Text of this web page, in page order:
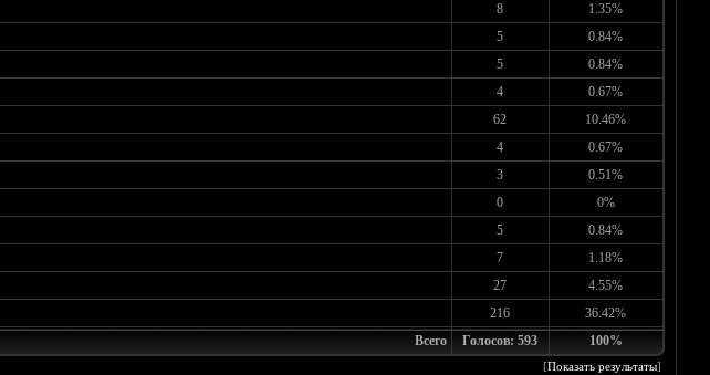
8
1.35%
5
0.84%
5
0.84%
4
0.67%
62
10.46%
4
0.67%
3
0.51%
0
0%
5
0.84%
7
1.18%
27
4.55%
216
36.42%
Всего
Голосов: 593 100%
[Показать результаты]